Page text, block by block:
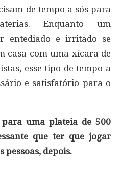
de tempo a sós para
Enquanto um
entediado e irritado se
casa com uma xícara de
esse tipo de tempo a
e satisfatório para o
uma plateia de 500
que ter que jogar
pessoas, depois.